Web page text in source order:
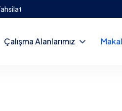
Çalışma Alanlarımız